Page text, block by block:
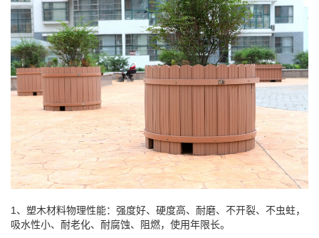
1、塑木材料物理性能：强度好、硬度高、耐磨、不开裂、不虫蛀，
吸水性小、耐老化、耐腐蚀、阻燃，使用年限长。